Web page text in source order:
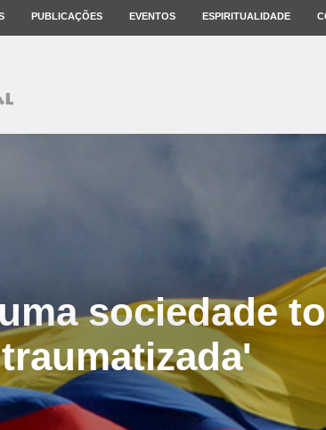
PUBLICAÇÕES EVENTOS ESPIRITUALIDADE
sociedade
traumatizada'